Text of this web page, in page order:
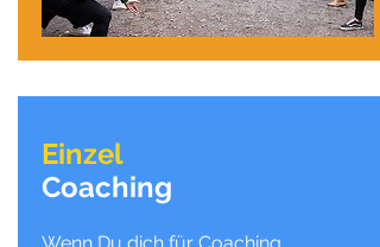
Einzel
Coaching